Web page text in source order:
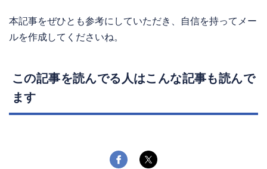
本記事をぜひとも参考にしていただき、自信を持ってメー
ルを作成してくださいね。
この記事を読んでる人はこんな記事も読んで
ます